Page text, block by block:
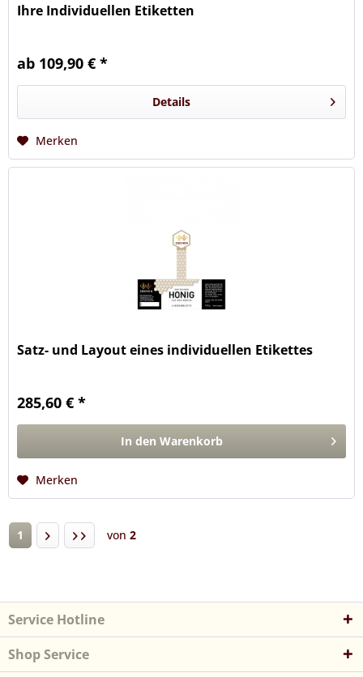
Ihre Individuellen Etiketten
ab 109,90 € *
Details
Merken
Satz- und Layout eines individuellen Etikettes
285,60 € *
In den Warenkorb
Merken
1 von 2
Service Hotline
Shop Service